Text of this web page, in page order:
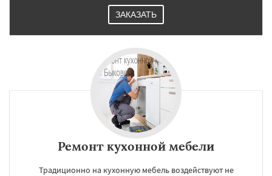
ЗАКАЗАТЬ
Ремонт кухонной мебели
Традиционно на кухонную мебель воздействуют не